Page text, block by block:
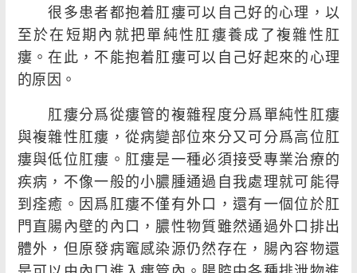
很多患者都抱着肛瘻可以自己好的心理，以
至於在短期內就把單純性肛瘻養成了複雜性肛
瘻。在此，不能抱着肛瘻可以自己好起來的心理
的原因。
肛瘻分爲從瘻管的複雜程度分爲單純性肛瘻
與複雜性肛瘻，從病變部位來分又可分爲高位肛
瘻與低位肛瘻。肛瘻是一種必須接受專業治療的
疾病，不像一般的小膿腫通過自我處理就可能得
到痊癒。因爲肛瘻不僅有外口，還有一個位於肛
門直腸內壁的內口，膿性物質雖然通過外口排出
體外，但原發病竈感染源仍然存在，腸內容物還